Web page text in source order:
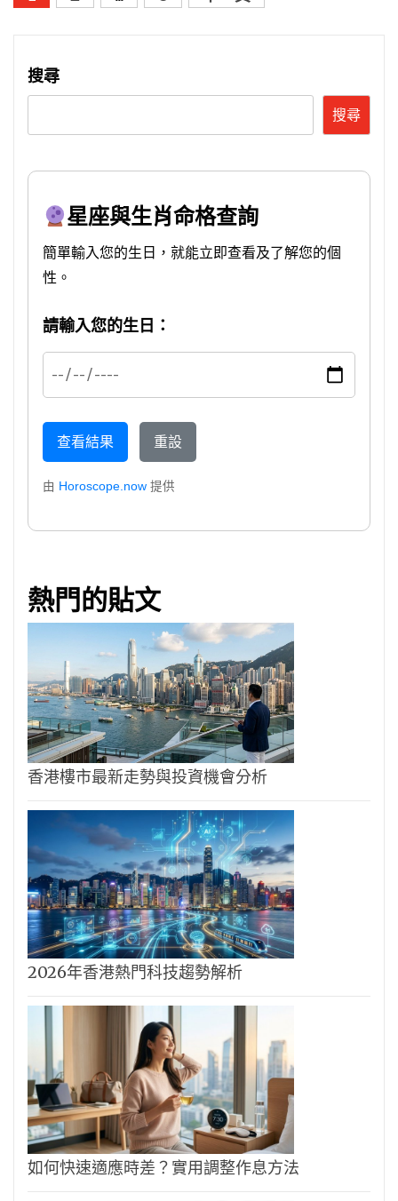
頁
搜尋
搜尋
星座與生肖命格查詢
簡單輸入您的生日，就能立即查看及了解您的個
性。
請輸入您的生日：
查看結果 重設
由 Horoscope.now 提供
熱門的貼文
香港樓市最新走勢與投資機會分析
2026年香港熱門科技趨勢解析
如何快速適應時差？實用調整作息方法